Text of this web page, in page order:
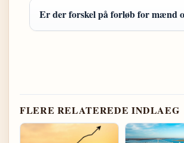
Er der forskel på forløb for mænd
FLERE RELATEREDE INDLAEG